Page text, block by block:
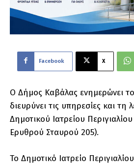
Facebook X
Ο Δήμος Καβάλας ενημερώνει
διευρύνει τις υπηρεσίες και τη
Δημοτικού Ιατρείου
Ερυθρού Σταυρού 205).
Το Δημοτικό Ιατρείο